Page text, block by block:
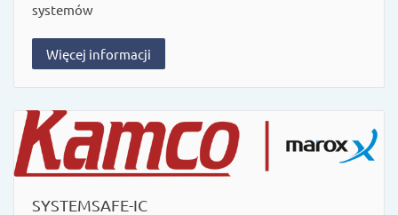
systemów
Więcej informacji
SYSTEMSAFE-IC